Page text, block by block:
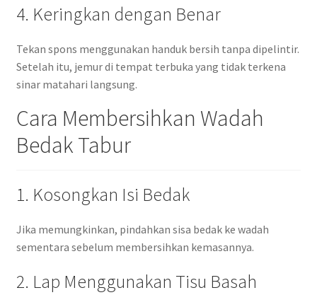
4. Keringkan dengan Benar
Tekan spons menggunakan handuk bersih tanpa dipelintir.
Setelah itu, jemur di tempat terbuka yang tidak terkena
sinar matahari langsung.
Cara Membersihkan Wadah
Bedak Tabur
1. Kosongkan Isi Bedak
Jika memungkinkan, pindahkan sisa bedak ke wadah
sementara sebelum membersihkan kemasannya.
2. Lap Menggunakan Tisu Basah